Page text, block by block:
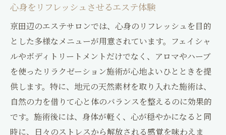
心身をリフレッシュさせるエステ体験
京田辺のエステサロンでは、心身のリフレッシュを目的
とした多様なメニューが用意されています。フェイシャ
ルやボディトリートメントだけでなく、アロマやハーブ
を使ったリラクゼーション施術が心地よいひとときを提
供します。特に、地元の天然素材を取り入れた施術は、
自然の力を借りて心と体のバランスを整えるのに効果的
です。施術後には、身体が軽く、心が穏やかになると同
時に、日々のストレスから解放される感覚を味わえま